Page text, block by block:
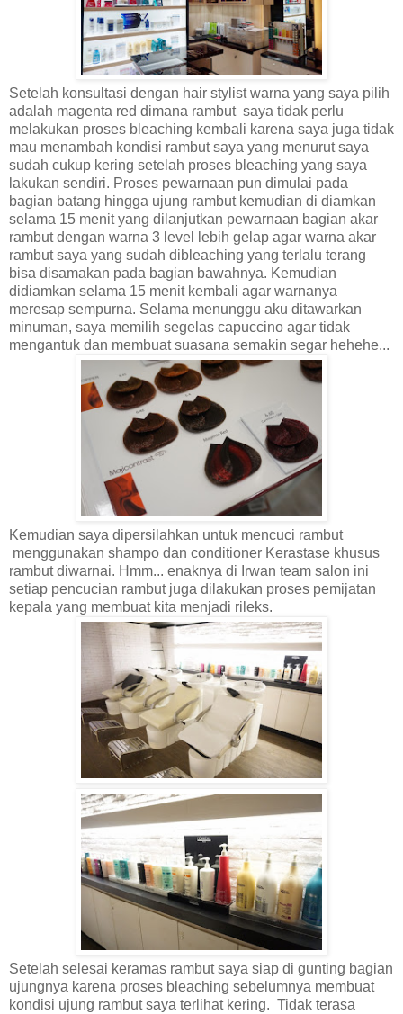
Setelah konsultasi dengan hair stylist warna yang saya pilih
adalah magenta red dimana rambut saya tidak perlu
melakukan proses bleaching kembali karena saya juga tidak
mau menambah kondisi rambut saya yang menurut saya
sudah cukup kering setelah proses bleaching yang saya
lakukan sendiri. Proses pewarnaan pun dimulai pada
bagian batang hingga ujung rambut kemudian di diamkan
selama 15 menit yang dilanjutkan pewarnaan bagian akar
rambut dengan warna 3 level lebih gelap agar warna akar
rambut saya yang sudah dibleaching yang terlalu terang
bisa disamakan pada bagian bawahnya. Kemudian
didiamkan selama 15 menit kembali agar warnanya
meresap sempurna. Selama menunggu aku ditawarkan
minuman, saya memilih segelas capuccino agar tidak
mengantuk dan membuat suasana semakin segar hehehe...
Kemudian saya dipersilahkan untuk mencuci rambut
menggunakan shampo dan conditioner Kerastase khusus
rambut diwarnai. Hmm... enaknya di Irwan team salon ini
setiap pencucian rambut juga dilakukan proses pemijatan
kepala yang membuat kita menjadi rileks.
Setelah selesai keramas rambut saya siap di gunting bagian
ujungnya karena proses bleaching sebelumnya membuat
kondisi ujung rambut saya terlihat kering. Tidak terasa